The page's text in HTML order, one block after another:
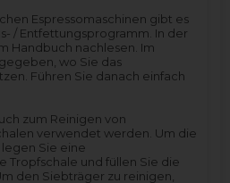
Espressomaschinen gibt es
/ Entfettungsprogramm. In der
Handbuch nachlesen. Im
wo Sie das
Führen Sie danach einfach
zum Reinigen von
verwendet werden. Um die
Sie eine
Tropfschale und füllen Sie die
den Siebträger zu reinigen,